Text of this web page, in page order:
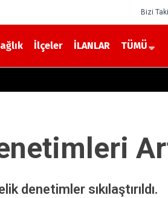
Bizi
İlçeler İLANLAR TÜMÜ
denetimler sıkılaştırıldı.